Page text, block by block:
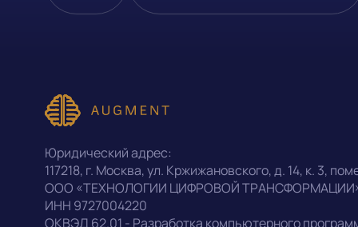
outstaff@augment-tech.ru
+7 (499) 302-30-53
Оставить заявку
Юридический адрес:
117218, г. Москва,ул. Кржижановского, д. 14, к. 3,
ООО «ТЕХНОЛОГИИ ЦИФРОВОЙ
ИНН 9727004220
ОКВЭД 62.01 - Разработка компьютерного